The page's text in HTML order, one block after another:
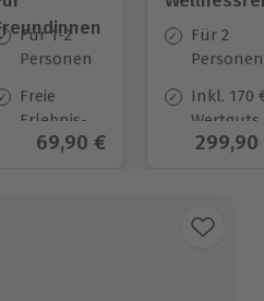
Für 1-2
Personen
Freie
Erlebnis-
Auswahl
Aktueller Preis
69,90 €
Für 2
Personen
Inkl. 170
zur
299,90